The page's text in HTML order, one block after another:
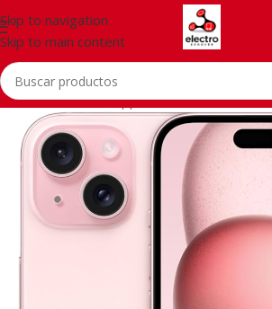
Skip to navigation
Skip to main content
Inicio/Telefonía/Apple iPhone